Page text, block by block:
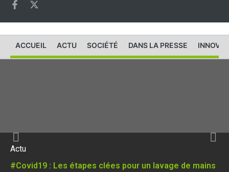
ACCUEIL ACTU SOCIÉTÉ DANS LA PRESSE
Actu
#Covid19 : Les étapes clées pour un lavage de mains